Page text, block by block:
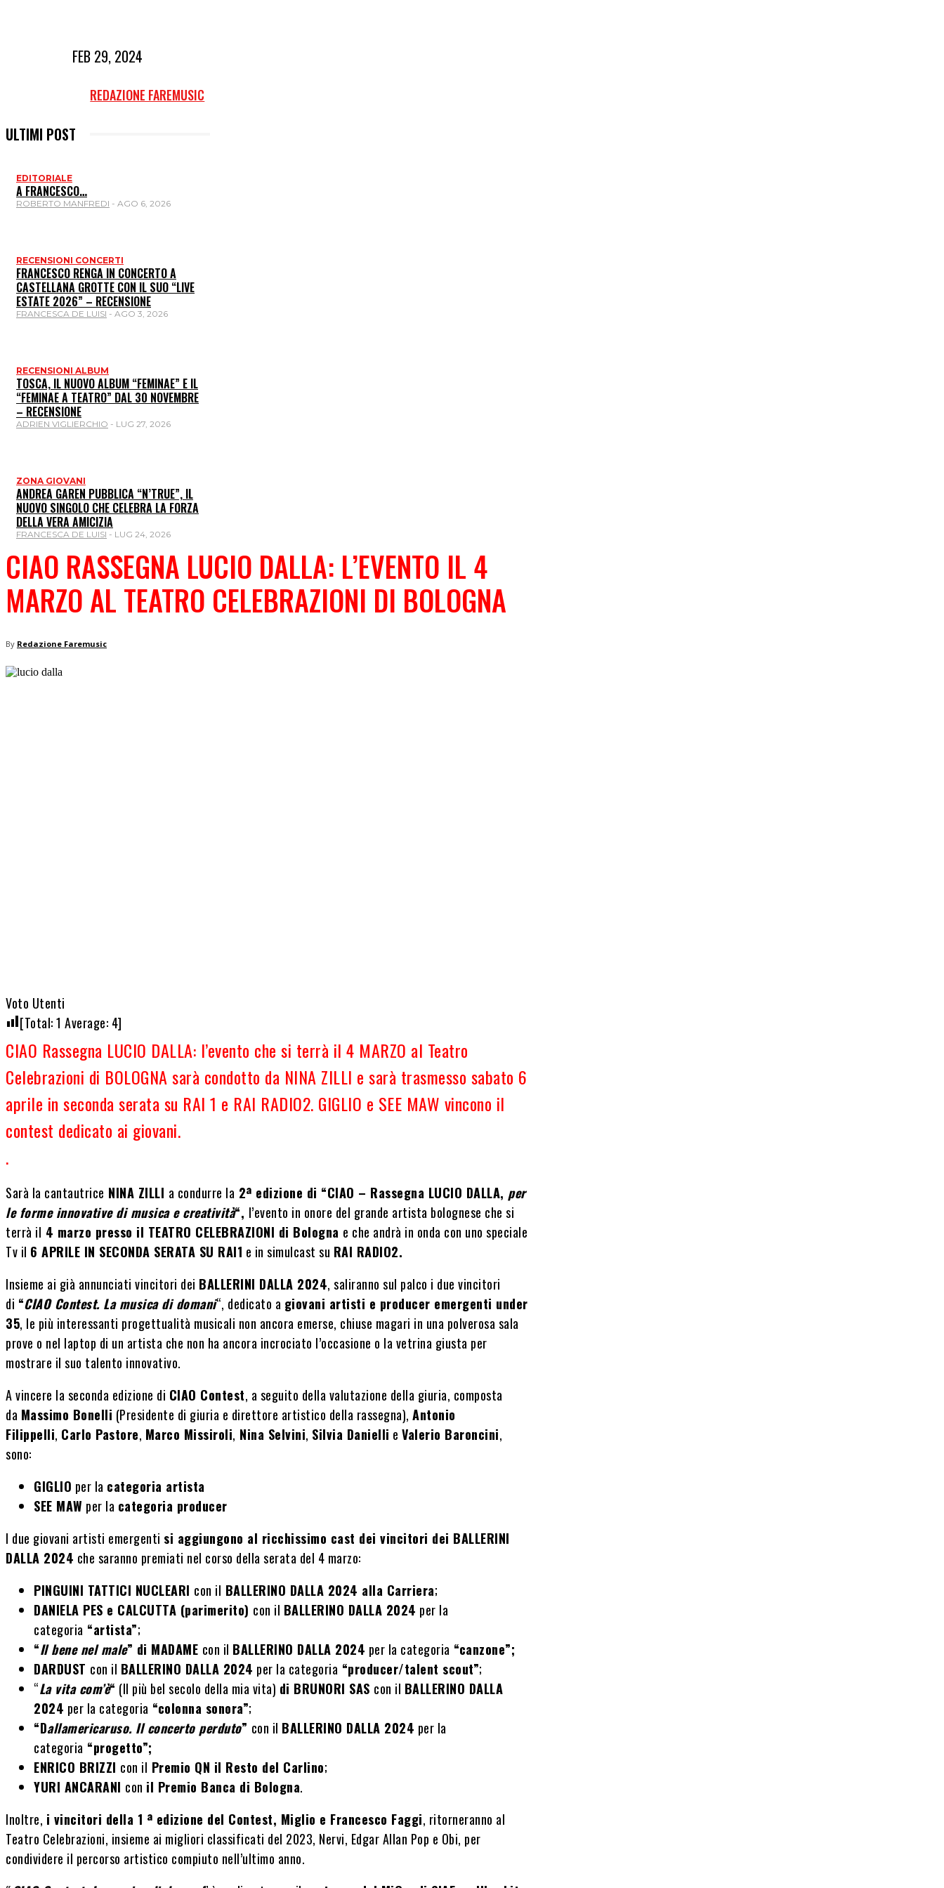
FEB 29, 2024
REDAZIONE FAREMUSIC
ULTIMI POST
EDITORIALE
A FRANCESCO…
ROBERTO MANFREDI - AGO 6, 2026
RECENSIONI CONCERTI
FRANCESCO RENGA IN CONCERTO A
CASTELLANA GROTTE CON IL SUO “LIVE
ESTATE 2026” – RECENSIONE
FRANCESCA DE LUISI - AGO 3, 2026
RECENSIONI ALBUM
TOSCA, IL NUOVO ALBUM “FEMINAE” E IL
“FEMINAE A TEATRO” DAL 30 NOVEMBRE
– RECENSIONE
ADRIEN VIGLIERCHIO - LUG 27, 2026
ZONA GIOVANI
ANDREA GAREN PUBBLICA “N’TRUE”, IL
NUOVO SINGOLO CHE CELEBRA LA FORZA
DELLA VERA AMICIZIA
FRANCESCA DE LUISI - LUG 24, 2026
CIAO RASSEGNA LUCIO DALLA: L’EVENTO IL 4
MARZO AL TEATRO CELEBRAZIONI DI BOLOGNA
By Redazione Faremusic
Voto Utenti
[Total:1 Average: 4]
CIAO Rassegna LUCIO DALLA: l’evento che si terrà il 4 MARZO al Teatro
Celebrazioni di BOLOGNA sarà condotto da NINA ZILLI e sarà trasmesso sabato 6
aprile in seconda serata su RAI 1 e RAI RADIO2. GIGLIO e SEE MAW vincono il
contest dedicato ai giovani.
.
Sarà la cantautrice NINA ZILLI a condurre la 2ª edizione di “CIAO – Rassegna LUCIO DALLA, per
le forme innovative di musica e creatività“, l’evento in onore del grande artista bolognese che si
terrà il 4 marzo presso il TEATRO CELEBRAZIONI di Bologna e che andrà in onda con uno speciale
Tv il 6 APRILE IN SECONDA SERATA SU RAI1 e in simulcast su RAI RADIO2.
Insieme ai già annunciati vincitori dei BALLERINI DALLA 2024, saliranno sul palco i due vincitori
di “CIAO Contest. La musica di domani“, dedicato a giovani artisti e producer emergenti under
35, le più interessanti progettualità musicali non ancora emerse, chiuse magari in una polverosa sala
prove o nel laptop di un artista che non ha ancora incrociato l’occasione o la vetrina giusta per
mostrare il suo talento innovativo.
A vincere la seconda edizione di CIAO Contest, a seguito della valutazione della giuria, composta
da Massimo Bonelli (Presidente di giuria e direttore artistico della rassegna), Antonio
Filippelli, Carlo Pastore, Marco Missiroli, Nina Selvini, Silvia Danielli e Valerio Baroncini,
sono:
GIGLIO per la categoria artista
SEE MAW per la categoria producer
I due giovani artisti emergenti si aggiungono al ricchissimo cast dei vincitori dei BALLERINI
DALLA 2024 che saranno premiati nel corso della serata del 4 marzo:
PINGUINI TATTICI NUCLEARI con il BALLERINO DALLA 2024 alla Carriera;
DANIELA PES e CALCUTTA (parimerito) con il BALLERINO DALLA 2024 per la
categoria “artista”;
“Il bene nel male” di MADAME con il BALLERINO DALLA 2024 per la categoria “canzone”;
DARDUST con il BALLERINO DALLA 2024 per la categoria “producer/talent scout”;
“La vita com’è“ (Il più bel secolo della mia vita) di BRUNORI SAS con il BALLERINO DALLA
2024 per la categoria “colonna sonora”;
“Dallamericaruso. Il concerto perduto” con il BALLERINO DALLA 2024 per la
categoria “progetto”;
ENRICO BRIZZI con il Premio QN il Resto del Carlino;
YURI ANCARANI con il Premio Banca di Bologna.
Inoltre, i vincitori della 1 ª edizione del Contest, Miglio e Francesco Faggi, ritorneranno al
Teatro Celebrazioni, insieme ai migliori classificati del 2023, Nervi, Edgar Allan Pop e Obi, per
condividere il percorso artistico compiuto nell’ultimo anno.